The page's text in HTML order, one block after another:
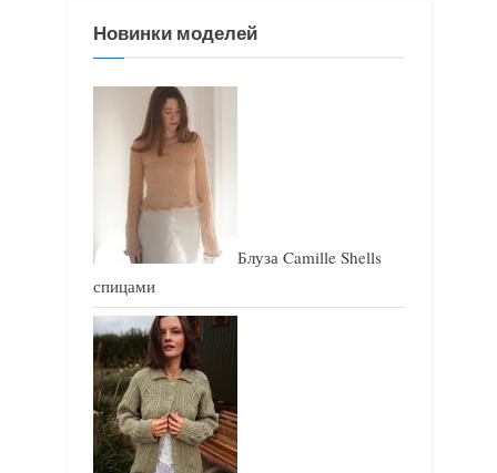
Новинки моделей
Блуза Camille Shells
спицами